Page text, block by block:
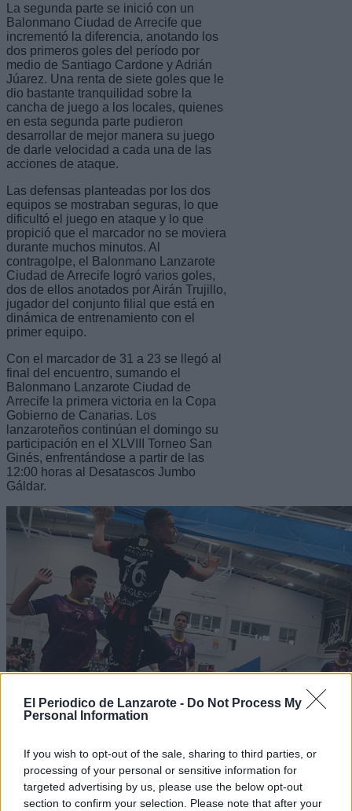
El Periodico de Lanzarote - Do Not Process My
Personal Information
If you wish to opt-out of the sale, sharing to third parties, or
processing of your personal or sensitive information for
targeted advertising by us, please use the below opt-out
section to confirm your selection. Please note that after your
La segunda parte se inició con un
Balonmano Ciudad de Arrecife que
incrementó la diferencia, anotando los
dos primeros goles del período por
medio de Santiago Cardone y Adrián
Júarez. Una renta de siete goles que le
dio bastante tranquilidad sobre la
cancha de juego a los locales, quienes
en esta segunda parte pudieron
desarrollar de mejor manera su juego
de darle velocidad a cada una de las
acciones de ataque.
Las defensas planteadas por los dos
equipos se mostraban seguras, lo que
dificultó el juego en ataque y lo que
propició que el marcador no se moviera
durante muchos minutos. Al
contragolpe, el Balonmano Lanzarote
Ciudad de Arrecife logró varios goles,
dos de ellos anotados por Airán Trujillo,
jugador del conjunto filial que está en
dinámica de entrenamiento con el
primer equipo.
Con el marcador de 31 a 23 se llegó al
final del encuentro, sumando el
Balonmano Lanzarote Ciudad de
Arrecife la primera victoria en la Copa
Gobierno de Canarias. Los
lanzaroteños continúan el domingo su
participación en el XLVIII Torneo San
Ginés, enfrentándose a partir de las
12:00 horas al Desatascos Jumbo
Gáldar.